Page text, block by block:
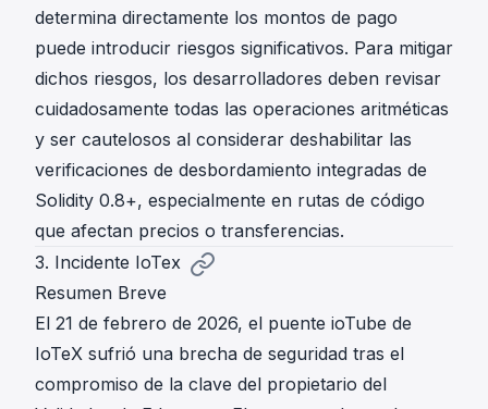
determina directamente los montos de pago
puede introducir riesgos significativos. Para mitigar
dichos riesgos, los desarrolladores deben revisar
cuidadosamente todas las operaciones aritméticas
y ser cautelosos al considerar deshabilitar las
verificaciones de desbordamiento integradas de
Solidity 0.8+, especialmente en rutas de código
que afectan precios o transferencias.
3. Incidente IoTex
Resumen Breve
El 21 de febrero de 2026, el puente ioTube de
IoTeX sufrió una brecha de seguridad tras el
compromiso de la clave del propietario del